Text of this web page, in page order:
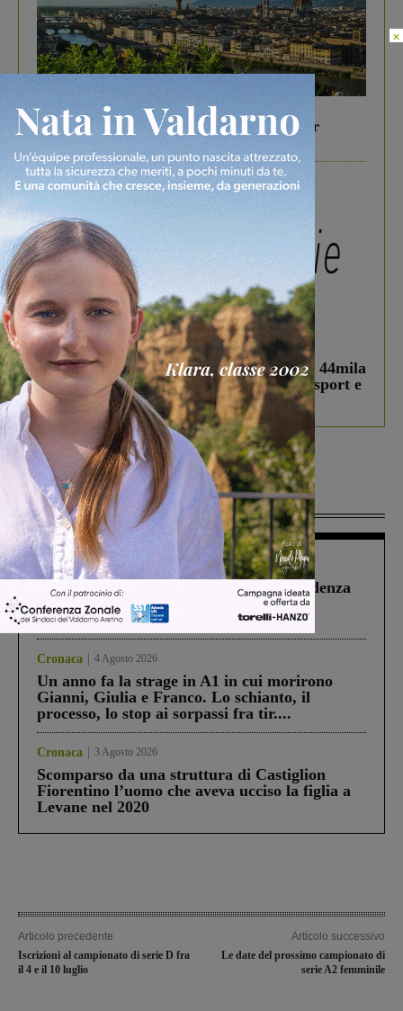
In vetrina 6 Agosto 2026
Gita di famiglia a Firenze: 5 idee per far
divertire i tuoi figli
In vetrina 3 Agosto 2026
Estra Notizie agosto: Smart Cities, oltre 44mila
studenti coinvolti, torna il bando per lo sport e
debutta il podcast Estrair
Più lette
Figline Incisa Valdarno 1 Agosto 2026
Piscina di Figline finanziata oltre la scadenza
Pnrr, il gruppo di Fratelli d’Italia: “Un
ringraziamento al Governo”
Cronaca 4 Agosto 2026
Un anno fa la strage in A1 in cui morirono
Gianni, Giulia e Franco. Lo schianto, il
processo, lo stop ai sorpassi fra tir....
Cronaca 3 Agosto 2026
Scomparso da una struttura di Castiglion
Fiorentino l’uomo che aveva ucciso la figlia a
Levane nel 2020
Articolo precedente
Iscrizioni al campionato di serie D fra
il 4 e il 10 luglio
Articolo successivo
Le date del prossimo campionato di
serie A2 femminile
×